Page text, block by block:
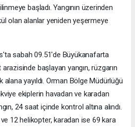
başladı. Yangının üzerinden
olan alanlar yeniden yeşermeye
sabah 09.51'de Büyükanafarta
arazisinde başlayan yangın, rüzgarın
alana yayıldı. Orman Bölge Müdürlüğü
ekiplerin havadan ve karadan
24 saat içinde kontrol altına alındı.
12 helikopter, karadan ise 69 kara